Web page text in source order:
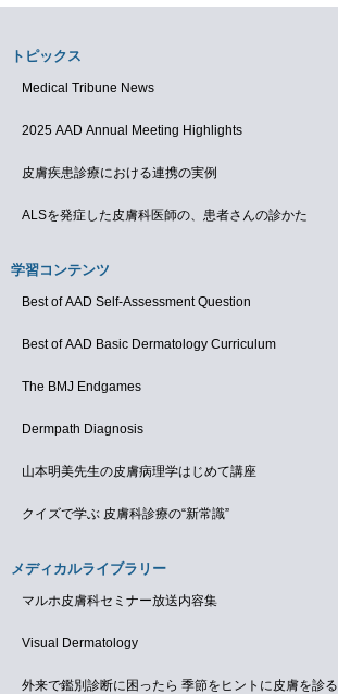
トピックス
Medical Tribune News
2025 AAD Annual Meeting Highlights
皮膚疾患診療における連携の実例
ALSを発症した皮膚科医師の、患者さんの診かた
学習コンテンツ
Best of AAD Self-Assessment Question
Best of AAD Basic Dermatology Curriculum
The BMJ Endgames
Dermpath Diagnosis
山本明美先生の皮膚病理学はじめて講座
クイズで学ぶ 皮膚科診療の“新常識”
メディカルライブラリー
マルホ皮膚科セミナー放送内容集
Visual Dermatology
外来で鑑別診断に困ったら 季節をヒントに皮膚を診る